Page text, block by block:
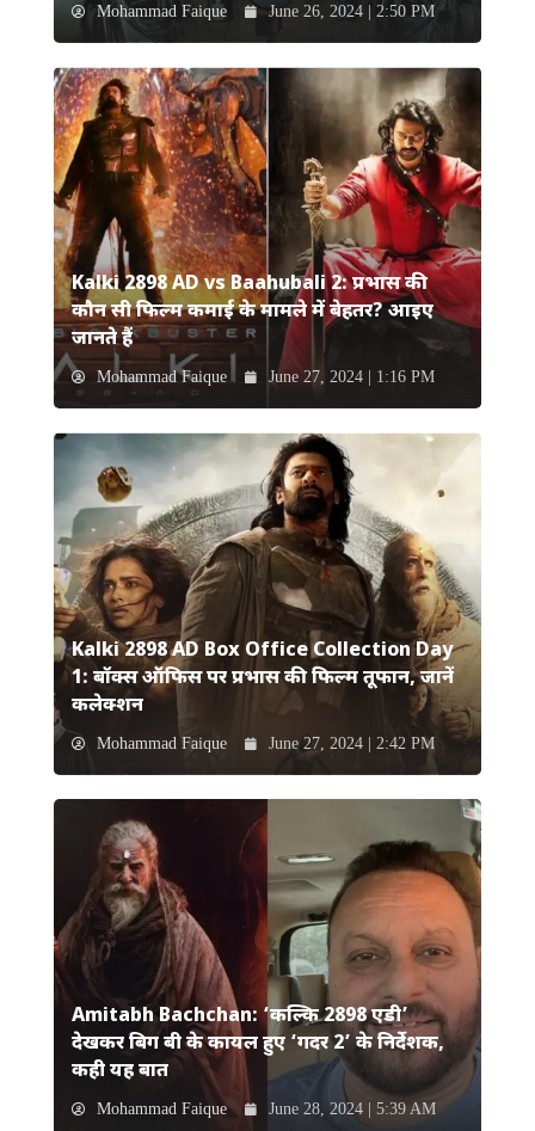
Mohammad Faique June 26, 2024 | 2:50 PM
Kalki 2898 AD vs Baahubali 2: प्रभास की
कौन सी फिल्म कमाई के मामले में बेहतर? आइए
जानते हैं
Mohammad Faique June 27, 2024 | 1:16 PM
Kalki 2898 AD Box Office Collection Day
1: बॉक्स ऑफिस पर प्रभास की फिल्म तूफान, जानें
कलेक्शन
Mohammad Faique June 27, 2024 | 2:42 PM
Amitabh Bachchan: ‘कल्कि 2898 एडी’
देखकर बिग बी के कायल हुए ‘गदर 2’ के निर्देशक,
कही यह बात
Mohammad Faique June 28, 2024 | 5:39 AM